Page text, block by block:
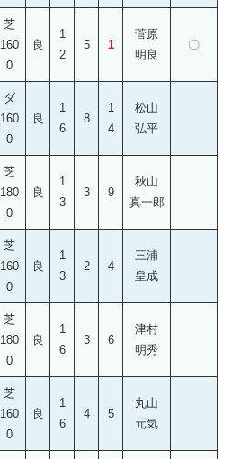
芝
160
0
良
1
2
5 1
菅原
明良
〇
ダ
160
0
良
1
6
8
1
4
松山
弘平
芝
180
0
良
1
3
3 9
秋山
真一郎
芝
160
0
良
1
3
2 4
三浦
皇成
芝
180
0
良
1
6
3 6
津村
明秀
芝
160
0
良
1
6
4 5
丸山
元気